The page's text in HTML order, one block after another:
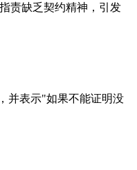
责缺乏契约精神，引发
并表示"如果不能证明没